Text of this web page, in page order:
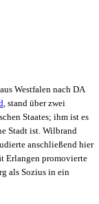
Westfalen nach DA
, stand über zwei
Staates; ihm ist es
Stadt ist. Wilbrand
anschließend hier
Erlangen promovierte
als Sozius in ein